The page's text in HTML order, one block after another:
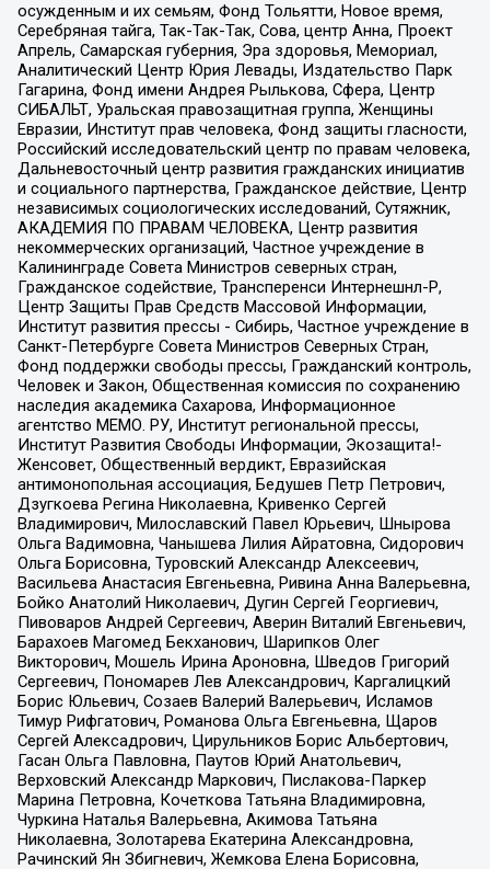
осужденным и их семьям, Фонд Тольятти, Новое время,
Серебряная тайга, Так-Так-Так, Сова, центр Анна, Проект
Апрель, Самарская губерния, Эра здоровья, Мемориал,
Аналитический Центр Юрия Левады, Издательство Парк
Гагарина, Фонд имени Андрея Рылькова, Сфера, Центр
СИБАЛЬТ, Уральская правозащитная группа, Женщины
Евразии, Институт прав человека, Фонд защиты гласности,
Российский исследовательский центр по правам человека,
Дальневосточный центр развития гражданских инициатив
и социального партнерства, Гражданское действие, Центр
независимых социологических исследований, Сутяжник,
АКАДЕМИЯ ПО ПРАВАМ ЧЕЛОВЕКА, Центр развития
некоммерческих организаций, Частное учреждение в
Калининграде Совета Министров северных стран,
Гражданское содействие, Трансперенси Интернешнл-Р,
Центр Защиты Прав Средств Массовой Информации,
Институт развития прессы - Сибирь, Частное учреждение в
Санкт-Петербурге Совета Министров Северных Стран,
Фонд поддержки свободы прессы, Гражданский контроль,
Человек и Закон, Общественная комиссия по сохранению
наследия академика Сахарова, Информационное
агентство МЕМО. РУ, Институт региональной прессы,
Институт Развития Свободы Информации, Экозащита!-
Женсовет, Общественный вердикт, Евразийская
антимонопольная ассоциация, Бедушев Петр Петрович,
Дзугкоева Регина Николаевна, Кривенко Сергей
Владимирович, Милославский Павел Юрьевич, Шнырова
Ольга Вадимовна, Чанышева Лилия Айратовна, Сидорович
Ольга Борисовна, Туровский Александр Алексеевич,
Васильева Анастасия Евгеньевна, Ривина Анна Валерьевна,
Бойко Анатолий Николаевич, Дугин Сергей Георгиевич,
Пивоваров Андрей Сергеевич, Аверин Виталий Евгеньевич,
Барахоев Магомед Бекханович, Шарипков Олег
Викторович, Мошель Ирина Ароновна, Шведов Григорий
Сергеевич, Пономарев Лев Александрович, Каргалицкий
Борис Юльевич, Созаев Валерий Валерьевич, Исламов
Тимур Рифгатович, Романова Ольга Евгеньевна, Щаров
Сергей Алексадрович, Цирульников Борис Альбертович,
Гасан Ольга Павловна, Паутов Юрий Анатольевич,
Верховский Александр Маркович, Пислакова-Паркер
Марина Петровна, Кочеткова Татьяна Владимировна,
Чуркина Наталья Валерьевна, Акимова Татьяна
Николаевна, Золотарева Екатерина Александровна,
Рачинский Ян Збигневич, Жемкова Елена Борисовна,